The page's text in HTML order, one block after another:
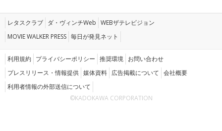
レタスクラブ ダ・ヴィンチWeb WEBザテレビジョン
MOVIE WALKER PRESS 毎日が発見ネット
利用規約 プライバシーポリシー 推奨環境 お問い合わせ
プレスリリース・情報提供 媒体資料 広告掲載について 会社概要
利用者情報の外部送信について
©KADOKAWA CORPORATION